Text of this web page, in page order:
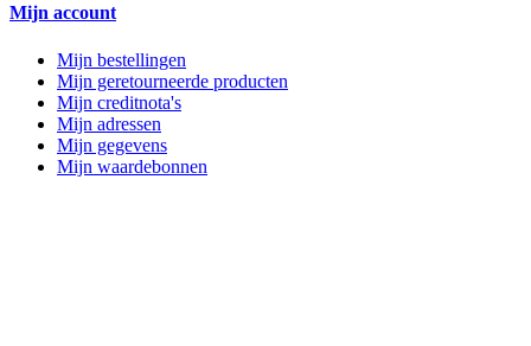
Mijn account
Mijn bestellingen
Mijn geretourneerde producten
Mijn creditnota's
Mijn adressen
Mijn gegevens
Mijn waardebonnen